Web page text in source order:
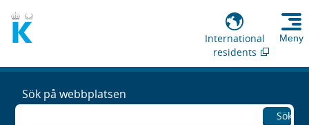
International
residents
Meny
Sök på webbplatsen
Sök